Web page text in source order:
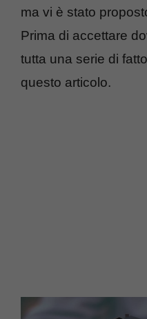
ma vi è stato
Prima di accettare
tutta una serie di
questo articolo.